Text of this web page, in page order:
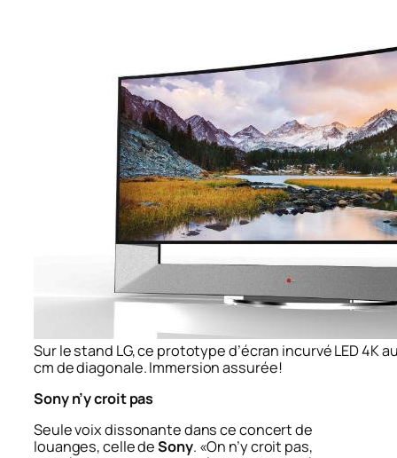
Sur le stand LG, ce prototype d’écran incurvé LED 4K
cm de diagonale. Immersion assurée!
Sony n’y croit pas
Seule voix dissonante dans ce concert de
louanges, celle deSony. «On n’y croit pas,